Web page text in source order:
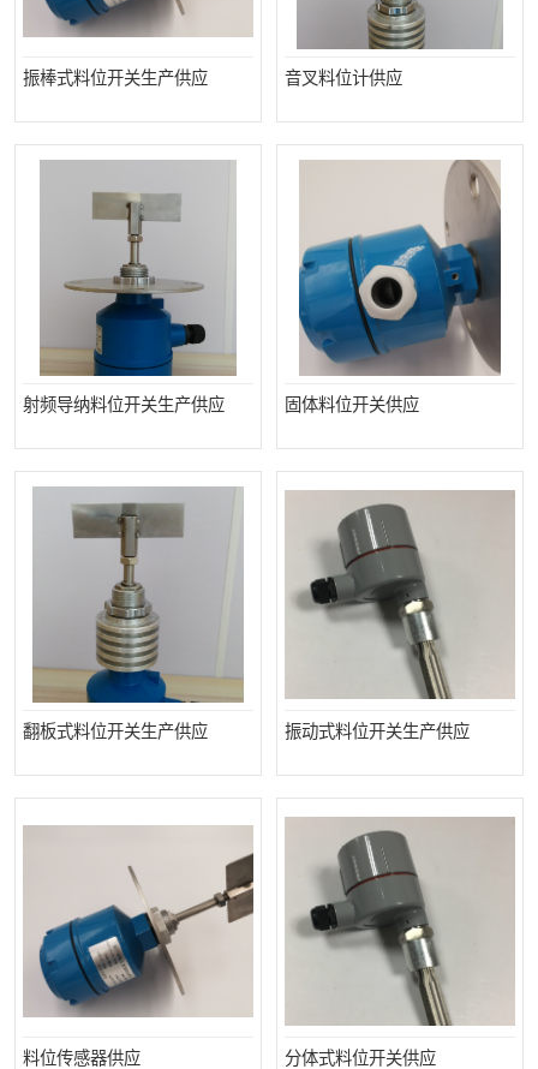
振棒式料位开关生产供应 音叉料位计供应
射频导纳料位开关生产供应 固体料位开关供应
翻板式料位开关生产供应 振动式料位开关生产供应
料位传感器供应 分体式料位开关供应